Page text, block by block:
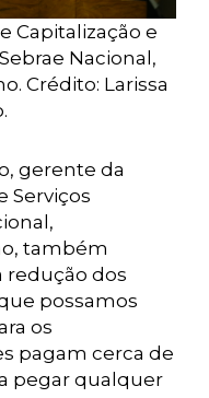
Capitalização e
Nacional,
Crédito: Larissa
gerente da
Serviços
também
redução dos
possamos
os
pagam cerca de
pegar qualquer